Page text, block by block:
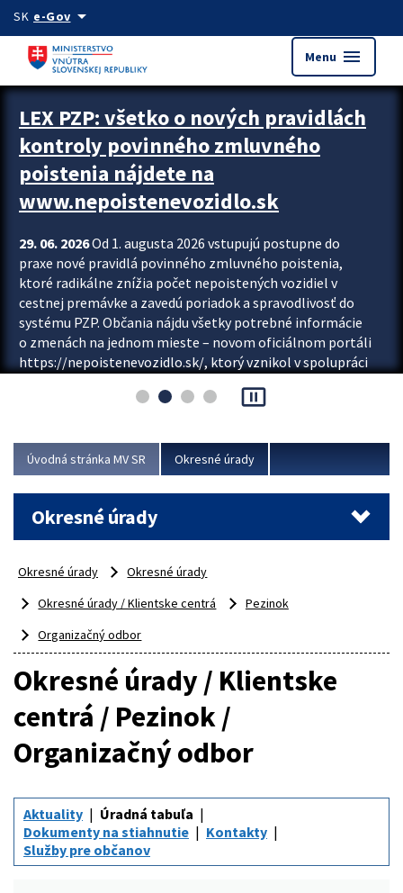
Preskocit na hlavný obsah
SK e-Govarrow_drop_down
Menu menu
Zastavit automatický posun upútavok
LEX PZP: všetko o nových pravidlách
kontroly povinného zmluvného
poistenia nájdete na
www.nepoistenevozidlo.sk
29. 06. 2026Od 1. augusta 2026 vstupujú postupne do
praxe nové pravidlá povinného zmluvného poistenia,
ktoré radikálne znížia počet nepoistených vozidiel v
cestnej premávke a zavedú poriadok a spravodlivosť do
systému PZP. Občania nájdu všetky potrebné informácie
o zmenách na jednom mieste – novom oficiálnom portáli
https://nepoistenevozidlo.sk/, ktorý vznikol v spolupráci
asociácie poisťovní (SLASPO) a Ministerstva vnútra SR.
Viac
pause_presentation
Úvodná stránka MV SR Okresné úrady
Okresné úrady
Okresné úrady
Okresné úrady
Okresné úrady / Klientske centrá
Pezinok
Organizačný odbor
Okresné úrady / Klientske
centrá / Pezinok /
Organizačný odbor
Aktuality
Úradná tabuľa
Dokumenty na stiahnutie
Kontakty
Služby pre občanov